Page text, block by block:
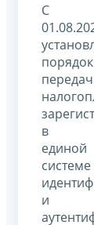
С
порядок
в
единой
системе
и